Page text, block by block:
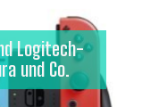
Logitech-
und Co.